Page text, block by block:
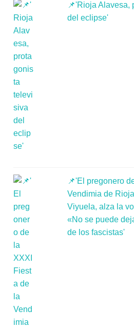
📌'Rioja Alavesa,
del eclipse'
📌'El pregonero
Vendimia de
Viyuela, alza la
«No se puede
de los fascistas'